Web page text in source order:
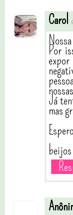
Carol
Por
Já
mas
beijos